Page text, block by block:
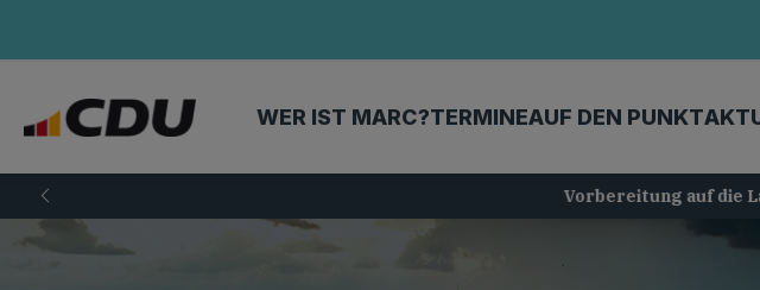
WER IST MARC?TERMINEAUF DEN PUNKT
Vorbereitung auf die